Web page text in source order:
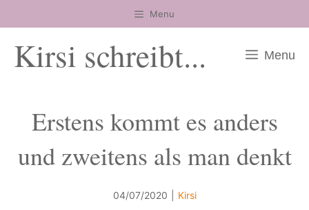
Inhalt
springen
Menu
Kirsi schreibt... Menu
Erstens kommt es anders
und zweitens als man denkt
04/07/2020 Kirsi